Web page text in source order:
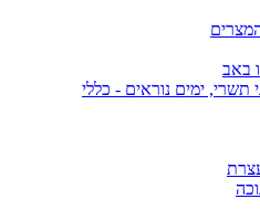
באב
תשרי, ימים נוראים - כללי